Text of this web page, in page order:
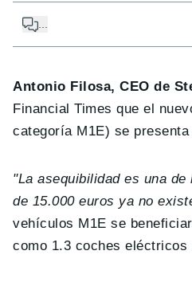
...
Antonio Filosa, CEO de
Financial Times que el
categoría M1E) se
"La asequibilidad es una
de 15.000 euros ya no
vehículos M1E se
como 1.3 coches